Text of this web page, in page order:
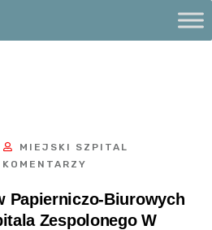
MIEJSKI SZPITAL
KOMENTARZY
Papierniczo-Biurowych
Zespolonego W